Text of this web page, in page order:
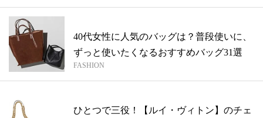
40代女性に人気のバッグは？普段使いに、
ずっと使いたくなるおすすめバッグ31選
FASHION
ひとつで三役！【ルイ・ヴィトン】のチェ